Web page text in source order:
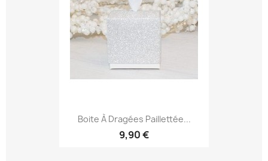
Boite À Dragées Paillettée...
9,90 €